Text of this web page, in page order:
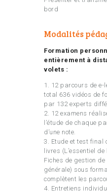
bord
Modalités
Formation
entièrement à
volets :
1. 12 parcours de
total 636 vidéos de
par 132 experts
2. 12 examens
l’étude de chaque
d’une note.
3. Etude et test final
livres (L’essentiel
Fiches de gestion
générale) sous
complètent les
4. Entretiens